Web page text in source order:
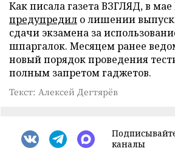
Как писала газета ВЗГЛЯД, в мае
предупредил о лишении
сдачи экзамена за
шпаргалок. Месяцем ранее
новый порядок проведения
полным запретом гаджетов.
Текст: Алексей Дегтярёв
каналы